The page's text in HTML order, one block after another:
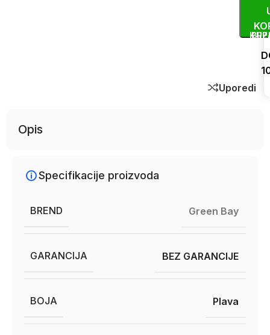
Uporedi
Opis
Specifikacije proizvoda
BREND Green Bay
GARANCIJA BEZ GARANCIJE
BOJA Plava